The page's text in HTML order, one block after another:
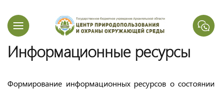
Информационные ресурсы
Формирование информационных ресурсов о состоянии